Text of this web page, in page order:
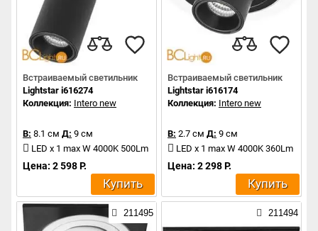
Встраиваемый светильник
Lightstar i616274
Коллекция: Intero new
В: 8.1 см Д: 9 см
LED x 1 max W 4000K 500Lm
Цена: 2 598 Р.
Купить
Встраиваемый светильник
Lightstar i616174
Коллекция: Intero new
В: 2.7 см Д: 9 см
LED x 1 max W 4000K 360Lm
Цена: 2 298 Р.
Купить
211495 211494